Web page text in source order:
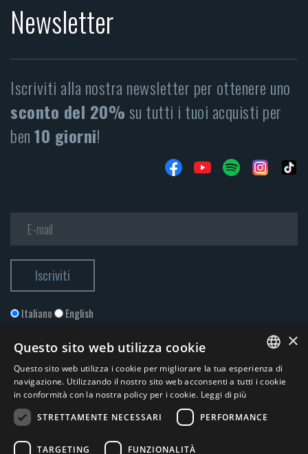
Newsletter
Iscriviti alla nostra newsletter per ottenere uno
sconto del 20%su tutti i tuoi acquisti per
ben10 giorni!
Italiano English
Accetto la Privacy Policy*
ITALIAN
×
Questo sito web utilizza cookie
Questo sito web utilizza i cookie per migliorare la tua esperienza di
navigazione. Utilizzando il nostro sito web acconsenti a tutti i cookie
in conformità con la nostra policy per i cookie. Leggi di più
STRETTAMENTE NECESSARI
PERFORMANCE
TARGETING FUNZIONALITÀ